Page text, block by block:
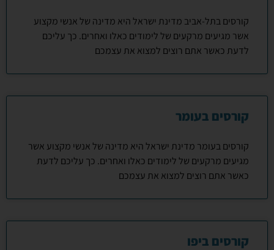
קורסים בתל-אביב מדינת ישראל היא מדינה של אנשי מקצוע
אשר מגיעים מרקעים של לימודים כאלו ואחרים. כך עליכם
לדעת כאשר אתם רוצים למצוא את עצמכם
קורסים בעומר
קורסים בעומר מדינת ישראל היא מדינה של אנשי מקצוע אשר
מגיעים מרקעים של לימודים כאלו ואחרים. כך עליכם לדעת
כאשר אתם רוצים למצוא את עצמכם
קורסים ביפו